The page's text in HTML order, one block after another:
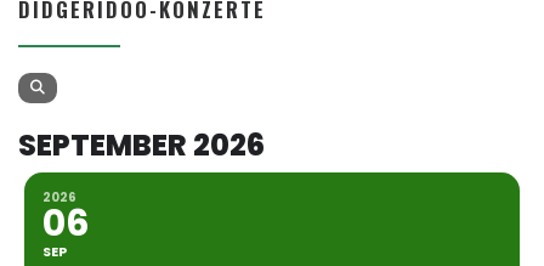
DIDGERIDOO-KONZERTE
SEPTEMBER 2026
2026
06
SEP